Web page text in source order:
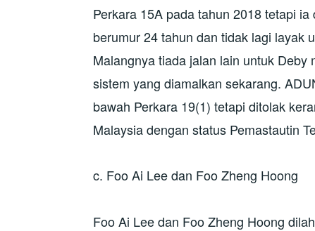
Perkara 15A pada tahun 2018 tetapi
berumur 24 tahun dan tidak lagi layak
Malangnya tiada jalan lain untuk
sistem yang diamalkan sekarang.
bawah Perkara 19(1) tetapi ditolak
Malaysia dengan status Pemastautin
c. Foo Ai Lee dan Foo Zheng Hoong
Foo Ai Lee dan Foo Zheng Hoong